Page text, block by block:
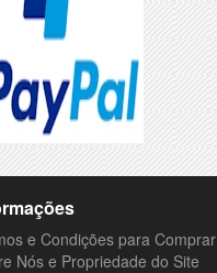
e Condições para Comprar
Nós e Propriedade do Site